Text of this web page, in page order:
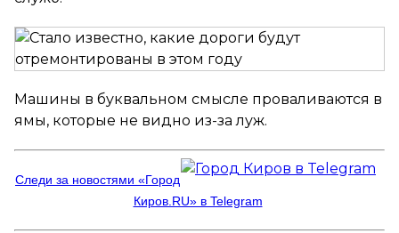
Машины в буквальном смысле проваливаются в
ямы, которые не видно из-за луж.
Следи за новостями «Город
Киров.RU» в Telegram